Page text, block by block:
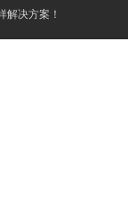
解决方案！